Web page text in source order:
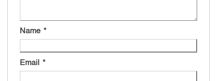
Name *
Email *